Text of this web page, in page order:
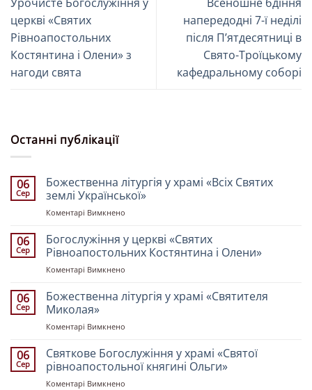
церкві «Святих
Рівноапостольних
Костянтина і Олени» з
нагоди свята
напередодні 7-ї неділі
після П’ятдесятниці в
Свято-Троїцькому
кафедральному соборі
Останні публікації
06
Сер
Божественна літургія у храмі «Всіх Святих
землі Української»
Коментарі Вимкнено
літургія
у
храмі
землі
Української»
06
Сер
Богослужіння у церкві «Святих
Рівноапостольних Костянтина і Олени»
Коментарі Вимкнено
у
церкві
і
Олени»
06
Сер
Божественна літургія у храмі «Святителя
Миколая»
Коментарі Вимкнено
літургія
храмі
06
Сер
Святкове Богослужіння у храмі «Святої
рівноапостольної княгині Ольги»
Коментарі Вимкнено